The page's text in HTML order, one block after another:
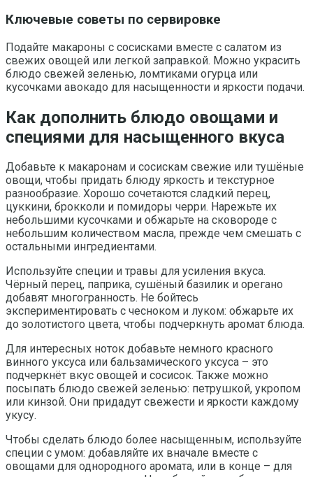
Ключевые советы по сервировке
Подайте макароны с сосисками вместе с салатом из
свежих овощей или легкой заправкой. Можно украсить
блюдо свежей зеленью, ломтиками огурца или
кусочками авокадо для насыщенности и яркости подачи.
Как дополнить блюдо овощами и
специями для насыщенного вкуса
Добавьте к макаронам и сосискам свежие или тушёные
овощи, чтобы придать блюду яркость и текстурное
разнообразие. Хорошо сочетаются сладкий перец,
цуккини, брокколи и помидоры черри. Нарежьте их
небольшими кусочками и обжарьте на сковороде с
небольшим количеством масла, прежде чем смешать с
остальными ингредиентами.
Используйте специи и травы для усиления вкуса.
Чёрный перец, паприка, сушёный базилик и орегано
добавят многогранность. Не бойтесь
экспериментировать с чесноком и луком: обжарьте их
до золотистого цвета, чтобы подчеркнуть аромат блюда.
Для интересных ноток добавьте немного красного
винного уксуса или бальзамического уксуса – это
подчеркнёт вкус овощей и сосисок. Также можно
посыпать блюдо свежей зеленью: петрушкой, укропом
или кинзой. Они придадут свежести и яркости каждому
укусу.
Чтобы сделать блюдо более насыщенным, используйте
специи с умом: добавляйте их вначале вместе с
овощами для однородного аромата, или в конце – для